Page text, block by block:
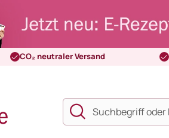
CO₂ neutraler Versand